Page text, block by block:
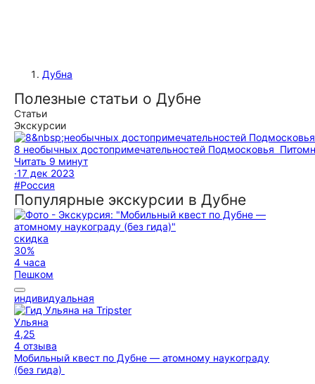
Дубна
Полезные статьи о Дубне
Статьи
Экскурсии
8 необычных до­сто­при­ме­ча­тель­но­стей Подмосковья
Читать 9 минут
·17 дек 2023
#Россия
Популярные экскурсии в Дубне
скидка
30%
4 часа
Пешком
индивидуальная
Ульяна
4,25
4 отзыва
Мобильный квест по Дубне — атомному наукограду
(без гида)